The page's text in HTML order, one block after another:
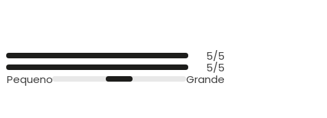
5/5
5/5
Pequeno Grande